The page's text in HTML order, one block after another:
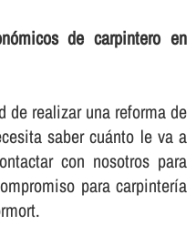
de carpintero en
de realizar una reforma de
saber cuánto le va a
con nosotros para
para carpinterí­a